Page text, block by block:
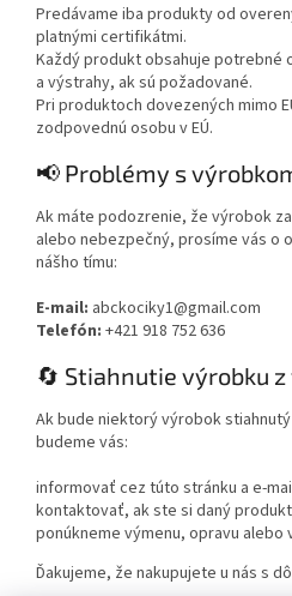
Predávame iba produkty od
platnými certifikátmi.
Každý produkt obsahuje potrebné
a výstrahy, ak sú požadované.
Pri produktoch dovezených mimo
zodpovednú osobu v EÚ.
📢 Problémy s
Ak máte podozrenie, že výrobok
alebo nebezpečný, prosíme vás o
nášho tímu:
E-mail: abckociky1@gmail.com
Telefón: +421 918 752 636
🔄 Stiahnutie výrobku
Ak bude niektorý výrobok
budeme vás:
informovať cez túto stránku a e-
kontaktovať, ak ste si daný
ponúkneme výmenu, opravu alebo
Ďakujeme, že nakupujete u nás s